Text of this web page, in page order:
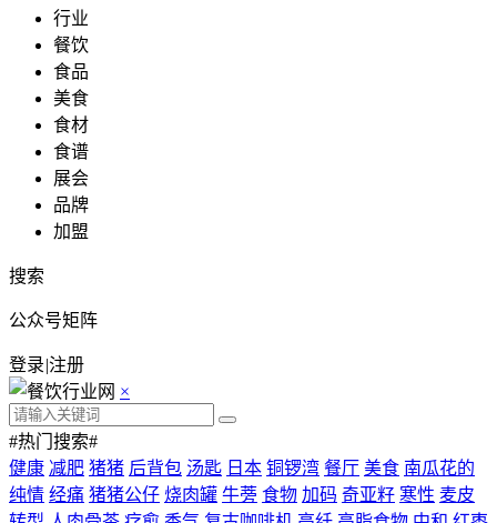
行业
餐饮
食品
美食
食材
食谱
展会
品牌
加盟
搜索
公众号矩阵
登录|注册
×
#热门搜索#
健康 减肥 猪猪 后背包 汤匙 日本 铜锣湾 餐厅 美食 南瓜花的
纯情 经痛 猪猪公仔 烧肉罐 牛蒡 食物 加码 奇亚籽 寒性 麦皮